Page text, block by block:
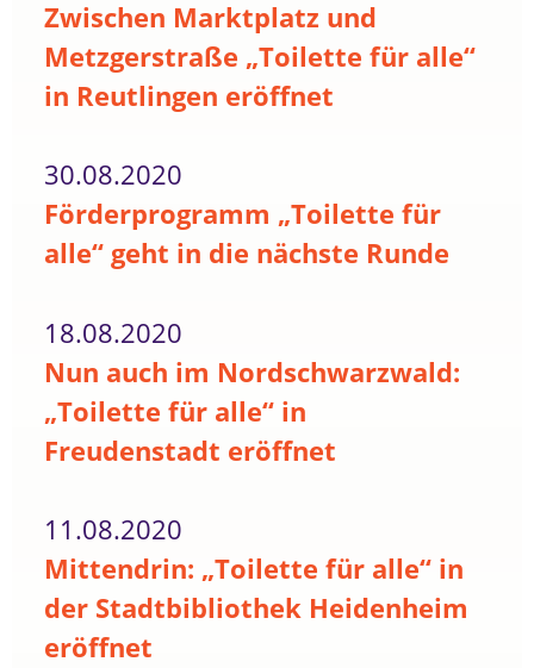
Zwischen Marktplatz und
Metzgerstraße „Toilette für alle“
in Reutlingen eröffnet
30.08.2020
Förderprogramm „Toilette für
alle“ geht in die nächste Runde
18.08.2020
Nun auch im Nordschwarzwald:
„Toilette für alle“ in
Freudenstadt eröffnet
11.08.2020
Mittendrin: „Toilette für alle“ in
der Stadtbibliothek Heidenheim
eröffnet